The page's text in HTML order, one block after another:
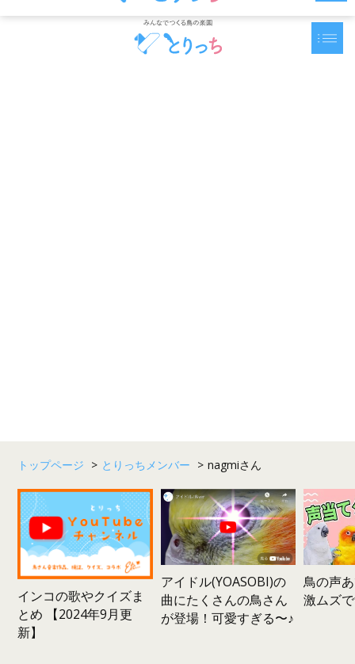
トップページ > とりっちメンバー > nagmiさん
インコの歌やクイズま
とめ 【2024年9月更
新】
アイドル(YOASOBI)の
曲にたくさんの鳥さん
が登場！可愛すぎる〜♪
鳥の声
激ムズ